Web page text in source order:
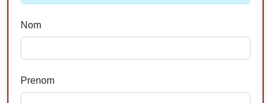
Nom
Prenom